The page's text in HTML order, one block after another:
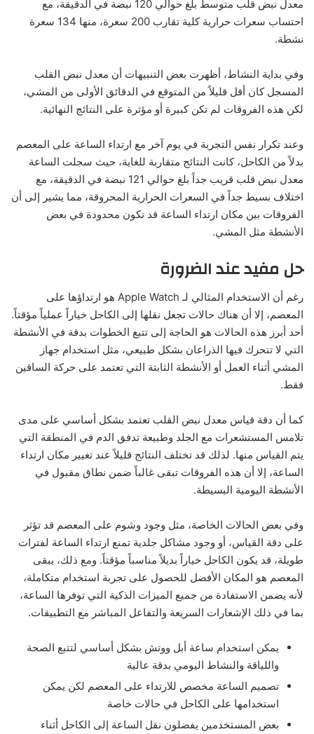
معدل نبض قلب متوسط بلغ حوالي 120 نبضة في الدقيقة، مع
احتساب سعرات حرارية كلية تقارب 200 سعرة، منها 134 سعرة
نشطة.
وفي بداية النشاط، أظهرت بعض التنبيهات أن معدل نبض القلب
المسجل كان أقل قليلاً من المتوقع في الدقائق الأولى من المشي،
لكن هذه الفروقات لم تكن كبيرة أو مؤثرة على النتائج النهائية.
وعند تكرار نفس التجربة في يوم آخر مع ارتداء الساعة على المعصم
بدلاً من الكاحل، كانت النتائج متقاربة للغاية، حيث سجلت الساعة
معدل نبض قلب قريب جداً بلغ حوالي 121 نبضة في الدقيقة، مع
اختلاف بسيط جداً في السعرات الحرارية المحروقة، مما يشير إلى أن
الفروقات بين مكان ارتداء الساعة قد تكون محدودة في بعض
الأنشطة مثل المشي.
حل مفيد عند الضرورة
رغم أن الاستخدام المثالي لـ Apple Watch هو ارتداؤها على
المعصم، إلا أن هناك حالات تجعل نقلها إلى الكاحل خياراً عملياً مؤقتاً.
أحد أبرز هذه الحالات هو الحاجة إلى تتبع الخطوات بدقة في الأنشطة
التي لا تتحرك فيها الذراعان بشكل طبيعي، مثل استخدام جهاز
المشي أثناء العمل أو الأنشطة الثابتة التي تعتمد على حركة الساقين
فقط.
كما أن دقة قياس معدل نبض القلب تعتمد بشكل أساسي على مدى
تلامس المستشعرات مع الجلد وطبيعة تدفق الدم في المنطقة التي
يتم القياس منها. لذلك قد تختلف النتائج قليلاً عند تغيير مكان ارتداء
الساعة، إلا أن هذه الفروقات تبقى غالباً ضمن نطاق مقبول في
الأنشطة اليومية البسيطة.
وفي بعض الحالات الخاصة، مثل وجود وشوم على المعصم قد تؤثر
على دقة القياس، أو وجود مشاكل جلدية تمنع ارتداء الساعة لفترات
طويلة، قد يكون الكاحل خياراً بديلاً مناسباً مؤقتاً. ومع ذلك، يبقى
المعصم هو المكان الأفضل للحصول على تجربة استخدام متكاملة،
لأنه يضمن الاستفادة من جميع الميزات الذكية التي توفرها الساعة،
بما في ذلك الإشعارات السريعة والتفاعل المباشر مع التطبيقات.
يمكن استخدام ساعة أبل ووتش بشكل أساسي لتتبع الصحة
واللياقة والنشاط اليومي بدقة عالية
تصميم الساعة مخصص للارتداء على المعصم لكن يمكن
استخدامها على الكاحل في حالات خاصة
بعض المستخدمين يفضلون نقل الساعة إلى الكاحل أثناء